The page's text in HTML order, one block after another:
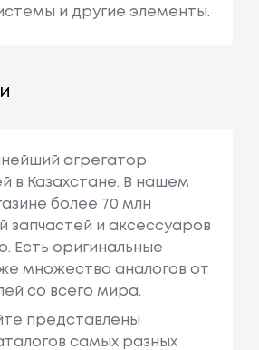
и другие элементы.
агрегатор
в Казахстане. В нашем
более 70 млн
запчастей и аксессуаров
Есть оригинальные
множество аналогов от
со всего мира.
представлены
самых разных